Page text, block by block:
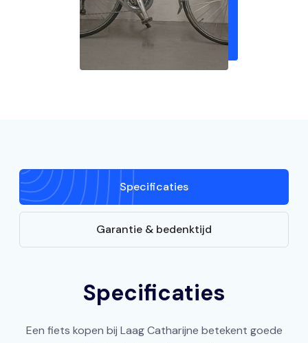
Specificaties
Garantie & bedenktijd
Specificaties
Een fiets kopen bij Laag Catharijne betekent goede